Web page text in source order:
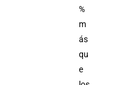
%
m
ás
qu
e